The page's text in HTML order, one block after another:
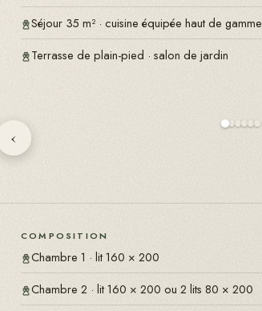
Séjour 35 m² · cuisine équipée haut de gamme
Terrasse de plain-pied · salon de jardin
‹
COMPOSITION
Chambre 1 · lit 160 × 200
Chambre 2 · lit 160 × 200 ou 2 lits 80 × 200